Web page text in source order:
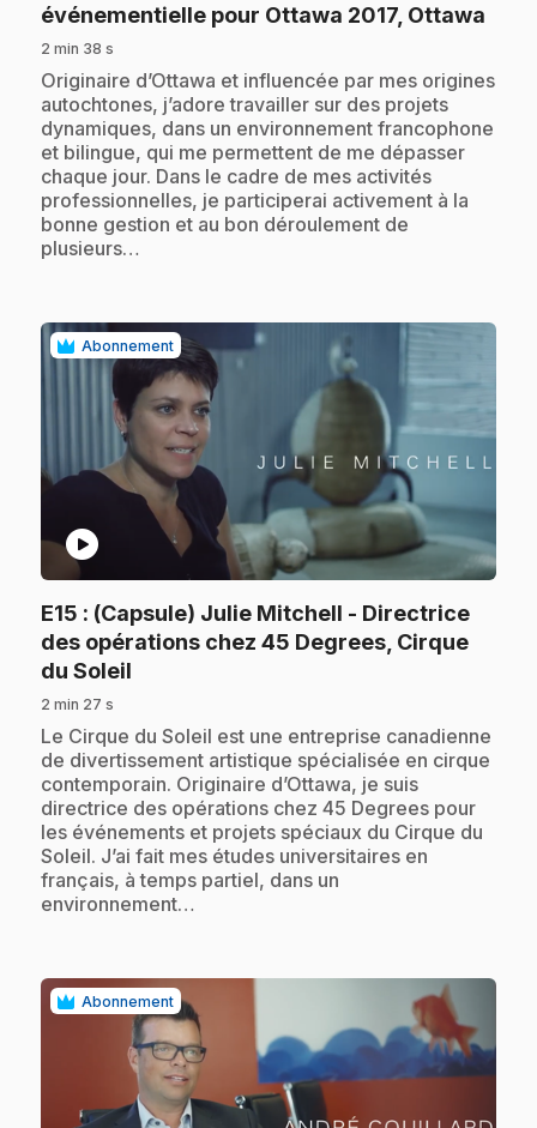
événementielle pour Ottawa 2017, Ottawa
2 min 38 s
.Originaire d’Ottawa et influencée par mes origines
autochtones, j’adore travailler sur des projets
dynamiques, dans un environnement francophone
et bilingue, qui me permettent de me dépasser
chaque jour. Dans le cadre de mes activités
professionnelles, je participerai activement à la
bonne gestion et au bon déroulement de
plusieurs…
Abonnement
play_circle
E15 : (Capsule) Julie Mitchell - Directrice
des opérations chez 45 Degrees, Cirque
du Soleil
2 min 27 s
.Le Cirque du Soleil est une entreprise canadienne
de divertissement artistique spécialisée en cirque
contemporain. Originaire d’Ottawa, je suis
directrice des opérations chez 45 Degrees pour
les événements et projets spéciaux du Cirque du
Soleil. J’ai fait mes études universitaires en
français, à temps partiel, dans un
environnement…
Abonnement